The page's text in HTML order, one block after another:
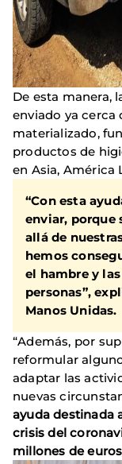
De esta manera,
enviado ya cerca
materializado,
productos de
en Asia, América
“Con esta
enviar, porque
allá de
hemos
el hambre y
personas”,
Manos Unidas.
“Además, por
reformular
adaptar las
nuevas
ayuda destinada
crisis del
millones de